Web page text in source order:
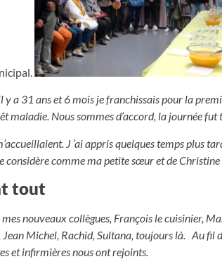
a 31 ans et 6 mois je franchissais pour la
maladie. Nous sommes d’accord, la journée fut
J ’ai appris quelques temps plus
considère comme ma petite sœur et de Christine
tout
nouveaux collègues, François le cuisinier,
Michel, Rachid, Sultana, toujours là. Au fil
et infirmières nous ont rejoints.